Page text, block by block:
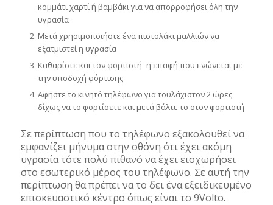
κομμάτι χαρτί ή βαμβάκι για να απορροφήσει όλη την
υγρασία
Μετά χρησιμοποιήστε ένα πιστολάκι μαλλιών να
εξατμιστεί η υγρασία
Καθαρίστε και τον φορτιστή -η επαφή που ενώνεται με
την υποδοχή φόρτισης
Αφήστε το κινητό τηλέφωνο για τουλάχιστον 2 ώρες
δίχως να το φορτίσετε και μετά βάλτε το στον φορτιστή
Σε περίπτωση που το τηλέφωνο εξακολουθεί να
εμφανίζει μήνυμα στην οθόνη ότι έχει ακόμη
υγρασία τότε πολύ πιθανό να έχει εισχωρήσει
στο εσωτερικό μέρος του τηλέφωνο. Σε αυτή την
περίπτωση θα πρέπει να το δει ένα εξειδικευμένο
επισκευαστικό κέντρο όπως είναι το 9Volto.